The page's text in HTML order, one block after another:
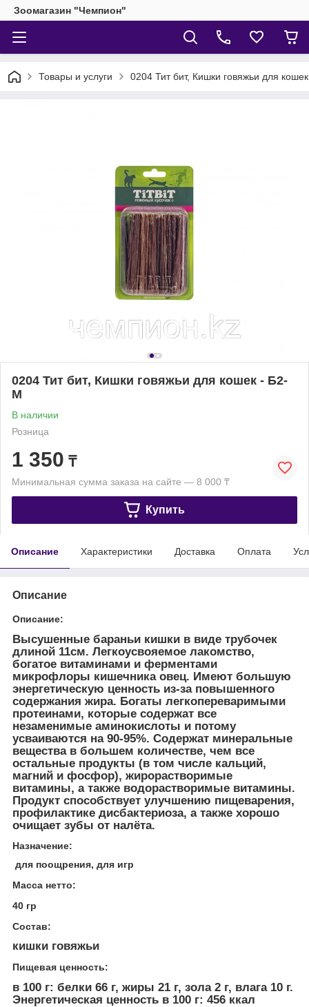
Зоомагазин "Чемпион"
Товары и услуги 0204 Тит бит, Кишки говяжьи для
0204 Тит бит, Кишки говяжьи для кошек - Б2-
М
В наличии
Розница
1 350 ₸
Минимальная сумма заказа на сайте — 8 000 ₸
Купить
Описание Характеристики Доставка Оплата
Описание
Описание:
Высушенные бараньи кишки в виде трубочек
длиной 11см. Легкоусвояемое лакомство,
богатое витаминами и ферментами
микрофлоры кишечника овец. Имеют большую
энергетическую ценность из-за повышенного
содержания жира. Богаты легкопереваримыми
протеинами, которые содержат все
незаменимые аминокислоты и потому
усваиваются на 90-95%. Содержат минеральные
вещества в большем количестве, чем все
остальные продукты (в том числе кальций,
магний и фосфор), жирорастворимые
витамины, а также водорастворимые витамины.
Продукт способствует улучшению пищеварения,
профилактике дисбактериоза, а также хорошо
очищает зубы от налёта.
Назначение:
для поощрения, для игр
Масса нетто:
40 гр
Состав:
кишки говяжьи
Пищевая ценность:
в 100 г: белки 66 г, жиры 21 г, зола 2 г, влага 10 г.
Энергетическая ценность в 100 г: 456 ккал